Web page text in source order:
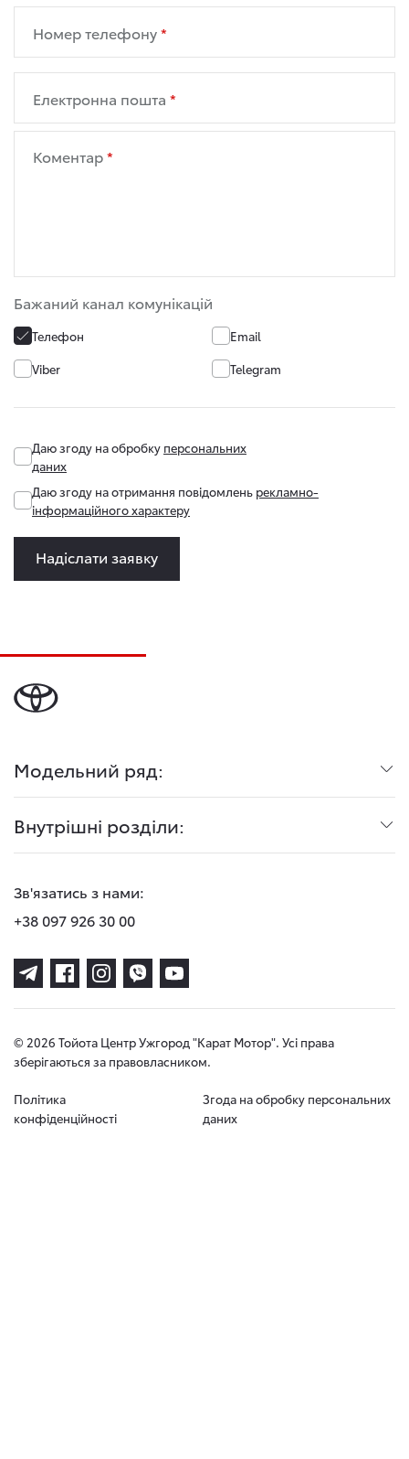
Номер телефону
Електронна пошта
Коментар
Бажаний канал комунікацій
Телефон
Email
Viber
Telegram
Даю згоду на обробку персональних
даних
Даю згоду на отримання повідомлень рекламно-
інформаційного характеру
Надіслати заявку
Модельний ряд:
Внутрішні розділи:
Зв'язатись з нами:
+38 097 926 30 00
© 2026 Тойота Центр Ужгород "Карат Мотор". Усі права
зберігаються за правовласником.
Політика
конфіденційності
Згода на обробку персональних
даних